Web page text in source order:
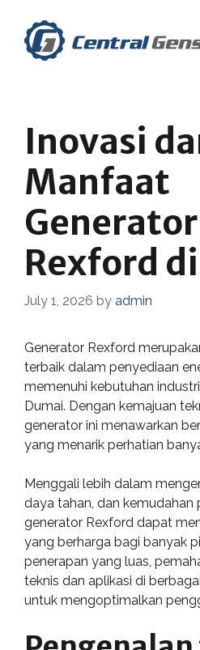
content
Inovasi
Manfaat
Generator
Rexford
July 1, 2026 by admin
Generator Rexford
terbaik dalam penyediaan
memenuhi kebutuhan
Dumai. Dengan kemajuan
generator ini menawarkan
yang menarik perhatian
Menggali lebih dalam
daya tahan, dan kemudahan
generator Rexford dapat
yang berharga bagi banyak
penerapan yang luas,
teknis dan aplikasi di
untuk mengoptimalkan